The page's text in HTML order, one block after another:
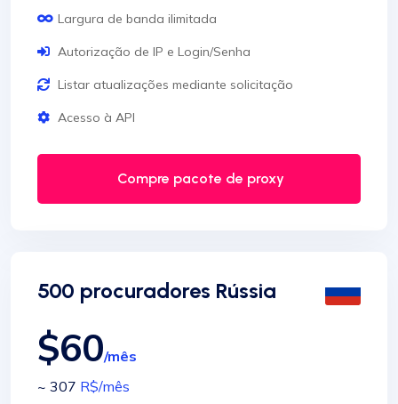
Largura de banda ilimitada
Autorização de IP e Login/Senha
Listar atualizações mediante solicitação
Acesso à API
Compre pacote de proxy
500 procuradores Rússia
$60/mês
~ 307 R$/mês